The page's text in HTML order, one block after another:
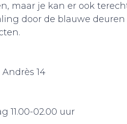
maar je kan er ook
door de blauwe
14
11.00-02.00 uur